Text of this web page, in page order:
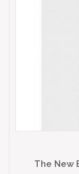
The New